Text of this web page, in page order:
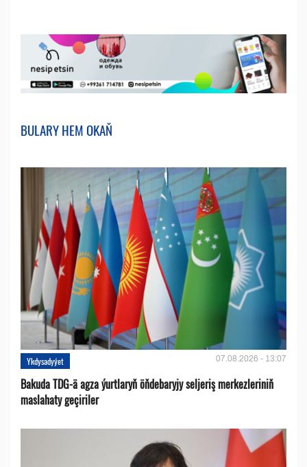
BULARY HEM OKAŇ
Ykdysadyýet 07.08.2026 - 13:07
Bakuda TDG-ä agza ýurtlaryň öňdebaryjy seljeriş merkezleriniň
maslahaty geçiriler